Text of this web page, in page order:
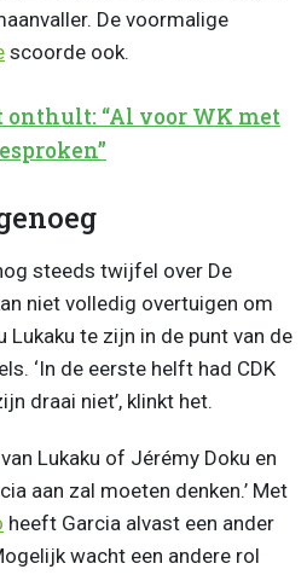
De voormalige
scoorde ook.
onthult: “Al voor WK met
steeds twijfel over De
niet volledig overtuigen om
Lukaku te zijn in de punt van de
‘In de eerste helft had CDK
draai niet’, klinkt het.
Lukaku of Jérémy Doku en
aan zal moeten denken.’ Met
heeft Garcia alvast een ander
wacht een andere rol